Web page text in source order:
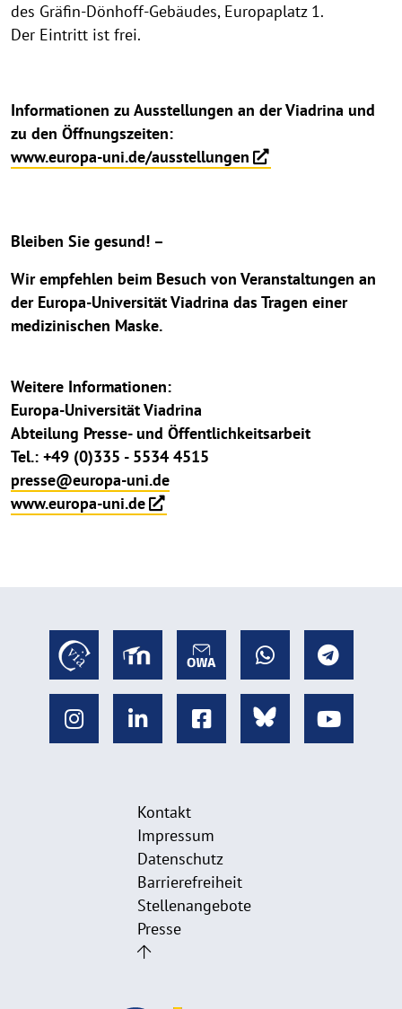
des Gräfin-Dönhoff-Gebäudes, Europaplatz 1.
Der Eintritt ist frei.
Informationen zu Ausstellungen an der Viadrina und
zu den Öffnungszeiten:
www.europa-uni.de/ausstellungen
Bleiben Sie gesund! –
Wir empfehlen beim Besuch von Veranstaltungen an
der Europa-Universität Viadrina das Tragen einer
medizinischen Maske.
Weitere Informationen:
Europa-Universität Viadrina
Abteilung Presse- und Öffentlichkeitsarbeit
Tel.: +49 (0)335 - 5534 4515
presse@europa-uni.de
www.europa-uni.de
Kontakt
Impressum
Datenschutz
Barrierefreiheit
Stellenangebote
Presse